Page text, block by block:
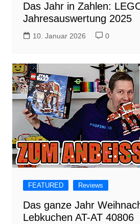
Das Jahr in Zahlen:
Jahresauswertung 2025
10. Januar 2026 0
FEATURED Reviews
Das ganze Jahr
Lebkuchen AT-AT 40806